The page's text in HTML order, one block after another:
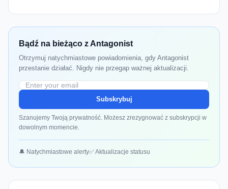
Bądź na bieżąco z Antagonist
Otrzymuj natychmiastowe powiadomienia, gdy Antagonist
przestanie działać. Nigdy nie przegap ważnej aktualizacji.
Subskrybuj
Szanujemy Twoją prywatność. Możesz zrezygnować z subskrypcji w
dowolnym momencie.
🔔 Natychmiastowe alerty✅ Aktualizacje statusu